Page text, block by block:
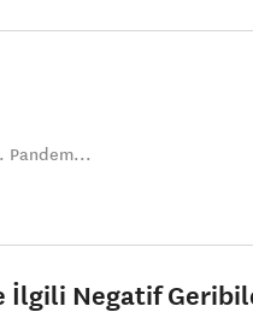
Pandem...
İlgili Negatif